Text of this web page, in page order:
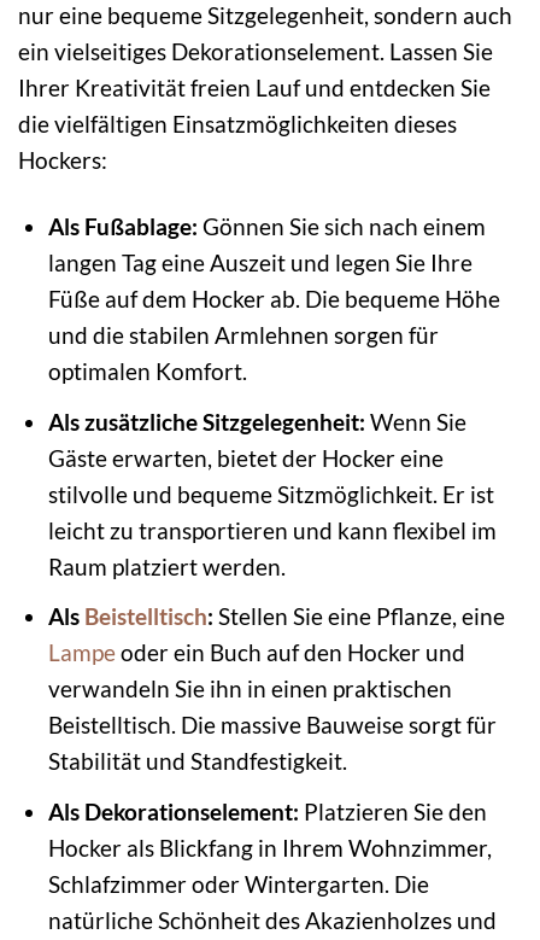
nur eine bequeme Sitzgelegenheit, sondern auch
ein vielseitiges Dekorationselement. Lassen Sie
Ihrer Kreativität freien Lauf und entdecken Sie
die vielfältigen Einsatzmöglichkeiten dieses
Hockers:
Als Fußablage: Gönnen Sie sich nach einem
langen Tag eine Auszeit und legen Sie Ihre
Füße auf dem Hocker ab. Die bequeme Höhe
und die stabilen Armlehnen sorgen für
optimalen Komfort.
Als zusätzliche Sitzgelegenheit: Wenn Sie
Gäste erwarten, bietet der Hocker eine
stilvolle und bequeme Sitzmöglichkeit. Er ist
leicht zu transportieren und kann flexibel im
Raum platziert werden.
Als Beistelltisch: Stellen Sie eine Pflanze, eine
Lampeoder ein Buch auf den Hocker und
verwandeln Sie ihn in einen praktischen
Beistelltisch. Die massive Bauweise sorgt für
Stabilität und Standfestigkeit.
Als Dekorationselement: Platzieren Sie den
Hocker als Blickfang in Ihrem Wohnzimmer,
Schlafzimmer oder Wintergarten. Die
natürliche Schönheit des Akazienholzes und